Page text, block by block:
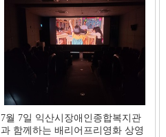
7월 7일 익산시장애인종합복지관
과 함께하는 배리어프리영화 상영